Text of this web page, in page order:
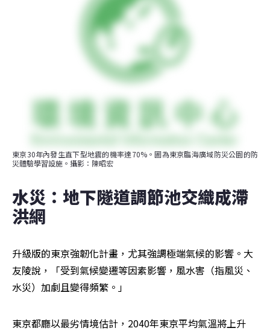
東京30年內發生直下型地震的機率達70%。圖為東京臨海廣域防災公園的防
災體驗學習設施。攝影：陳昭宏
水災：地下隧道調節池交織成滯
洪網
升級版的東京強韌化計畫，尤其強調極端氣候的影響。大
友陵說，「受到氣候變遷等因素影響，風水害（指風災、
水災）加劇且變得頻繁。」
東京都廳以最劣情境估計，2040年東京平均氣溫將上升